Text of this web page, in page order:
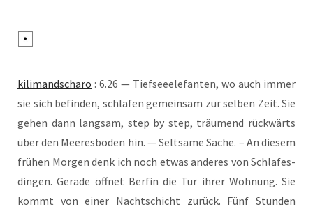
kili­man­dscha­ro : 6.26 — Tief­see­ele­fan­ten, wo auch immer
sie sich befin­den, schla­fen gemein­sam zur sel­ben Zeit. Sie
gehen dann lang­sam, step by step, träu­mend rück­wärts
über den Mee­res­bo­den hin. — Selt­sa­me Sache. – An die­sem
frü­hen Mor­gen denk ich noch etwas ande­res von Schla­fes­
din­gen. Gera­de öff­net Ber­fin die Tür ihrer Woh­nung. Sie
kommt von einer Nacht­schicht zurück. Fünf Stun­den